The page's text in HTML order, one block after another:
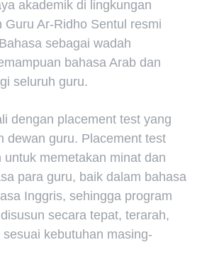
akademik di lingkungan
Guru Ar-Ridho Sentul resmi
sebagai wadah
bahasa Arab dan
seluruh guru.
dengan placement test yang
dewan guru. Placement test
memetakan minat dan
para guru, baik dalam bahasa
Inggris, sehingga program
secara tepat, terarah,
kebutuhan masing-